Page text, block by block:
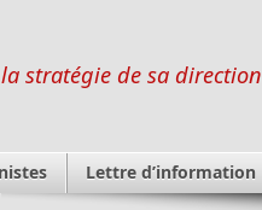
stratégie de sa direction
Lettre d’information